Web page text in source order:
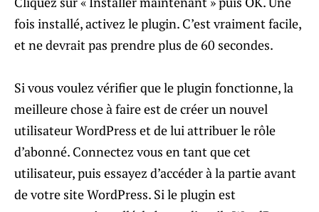
fois installé, activez le plugin. C’est vraiment facile,
et ne devrait pas prendre plus de 60 secondes.
Si vous voulez vérifier que le plugin fonctionne, la
meilleure chose à faire est de créer un nouvel
utilisateur WordPress et de lui attribuer le rôle
d’abonné. Connectez vous en tant que cet
utilisateur, puis essayez d’accéder à la partie avant
de votre site WordPress. Si le plugin est